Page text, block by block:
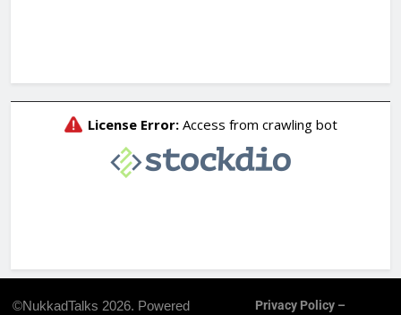
©NukkadTalks 2026. Powered
Privacy Policy –